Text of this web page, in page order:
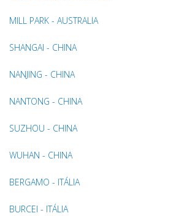
MILL PARK - AUSTRALIA
SHANGAI - CHINA
NANJING - CHINA
NANTONG - CHINA
SUZHOU - CHINA
WUHAN - CHINA
BERGAMO - ITÁLIA
BURCEI - ITÁLIA